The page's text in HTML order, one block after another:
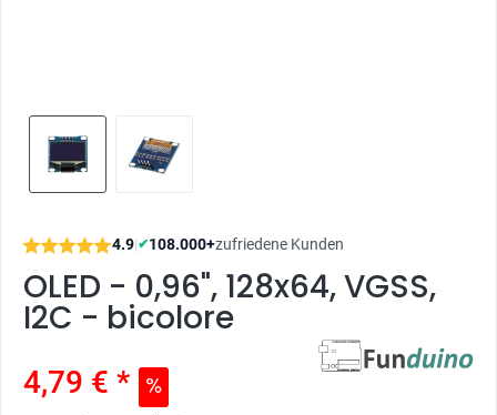
4.9|✔108.000+zufriedene Kunden
OLED - 0,96", 128x64, VGSS,
I2C - bicolore
4,79 € *